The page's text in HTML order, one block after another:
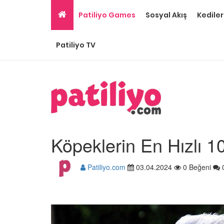
Patiliyo Games Sosyal Akış Kediler
Patiliyo TV
Köpeklerin En Hızlı
Patiliyo.com 03.04.2024 0 Beğeni
Standartlarına Uygun
Kolay 14 Evcil Hayvan